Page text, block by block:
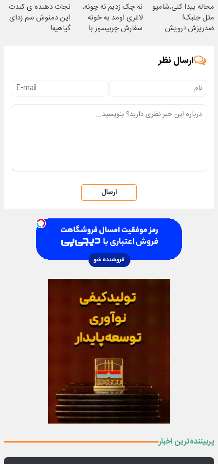
محاله پیدا کنی،شامپو
مثل جلبک!
ضدریزش+رویش
نه چک زدیم نه چونه،
لاغری اومد به خونه
سفارش چربیسوز با
نجات دهنده ی کبدت
این دمنوش سم زدای
گیاهیه!
ارسال نظر
ارسال
پربیننده‌ترین اخبار